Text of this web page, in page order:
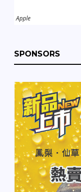
Apple
SPONSORS